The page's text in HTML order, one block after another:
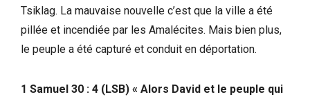
Tsiklag. La mauvaise nouvelle c’est que la ville a été
pillée et incendiée par les Amalécites. Mais bien plus,
le peuple a été capturé et conduit en déportation.
1 Samuel 30 : 4 (LSB) « Alors David et le peuple qui